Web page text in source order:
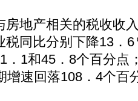
地产相关的税收收
税同比分别下降13．
．1和45．8个百分点
增速回落108．4个百